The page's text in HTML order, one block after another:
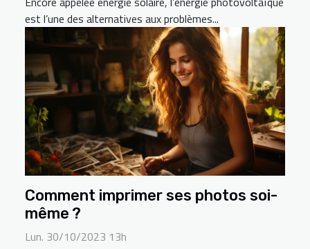
est l’une des alternatives aux problèmes...
Comment imprimer ses photos soi-
même ?
Lun. 30/10/2023 13h